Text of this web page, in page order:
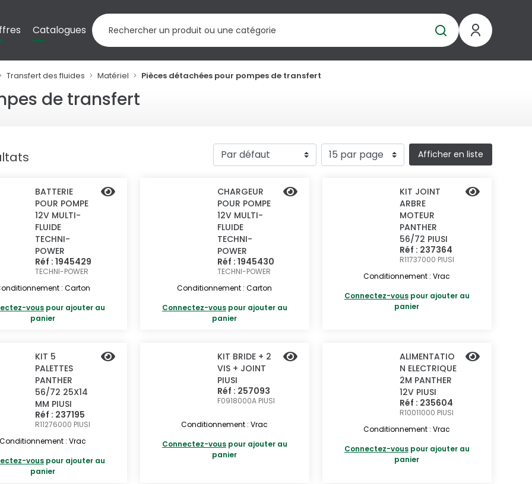
Catalogues
Transfert des fluides Matériel Pièces détachées pour pompes de transfert
de transfert
Afficher en liste
BATTERIE
POUR POMPE
12V MULTI-
FLUIDE
TECHNI-
POWER
Réf : 1945429
TECHNI-POWER
: Carton
vous pour ajouter au
panier
CHARGEUR
POUR POMPE
12V MULTI-
FLUIDE
TECHNI-
POWER
Réf : 1945430
TECHNI-POWER
Conditionnement : Carton
Connectez-vouspour ajouter au
panier
KIT JOINT
ARBRE
MOTEUR
PANTHER
56/72 PIUSI
Réf : 237364
R11737000 PIUSI
Conditionnement : Vrac
Connectez-vouspour ajouter au
panier
KIT 5
PALETTES
PANTHER
56/72 25X14
MM PIUSI
Réf : 237195
R11276000 PIUSI
: Vrac
vous pour ajouter au
panier
KIT BRIDE + 2
VIS + JOINT
PIUSI
Réf : 257093
F0918000A PIUSI
Conditionnement : Vrac
Connectez-vouspour ajouter au
panier
ALIMENTATIO
N ELECTRIQUE
2M PANTHER
12V PIUSI
Réf : 235604
R10011000 PIUSI
Conditionnement : Vrac
Connectez-vouspour ajouter au
panier